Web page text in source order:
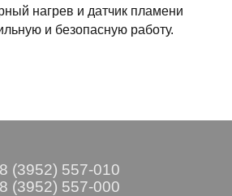
нагрев и датчик пламени
и безопасную работу.
8 (3952) 557-010
8 (3952) 557-000